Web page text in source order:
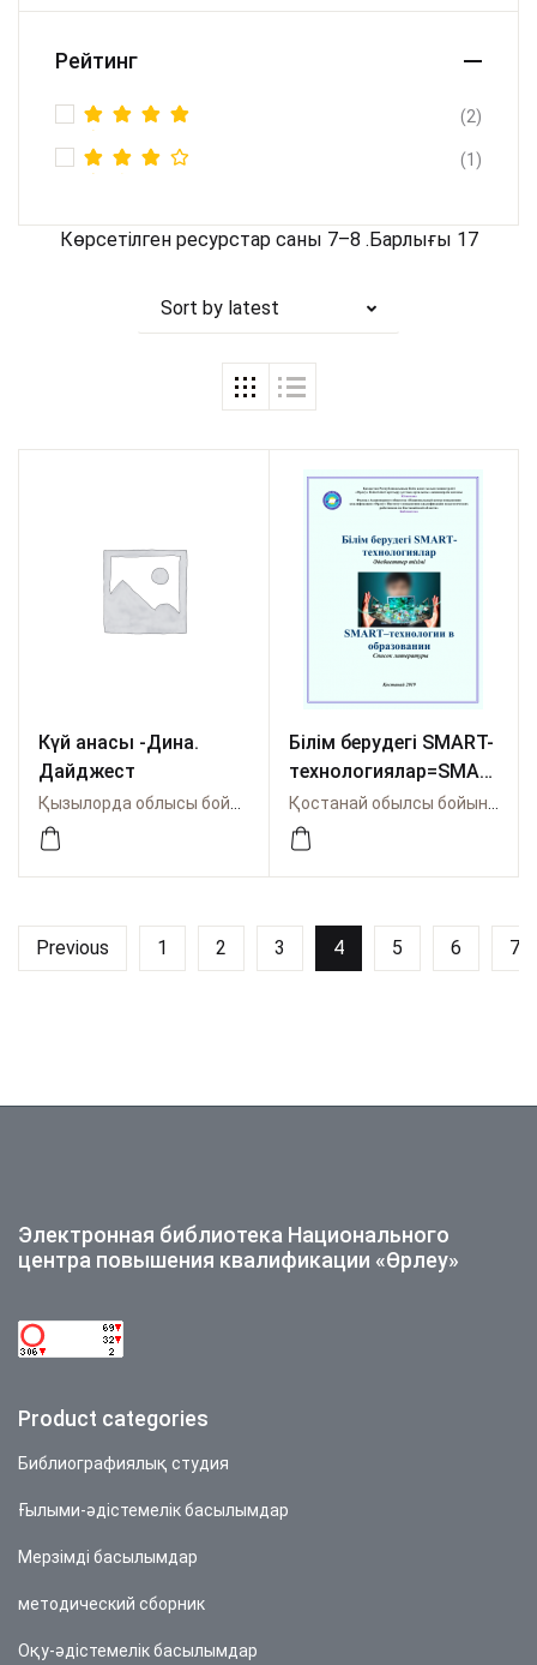
Көрсетілген ресурстар саны 7–8 .Барлығы 17
Sort by latest
Күй анасы -Дина.
Дайджест
Білім берудегі SMART-
технологиялар=SMAR
T–технологии в
образовании
Previous 1 2 3 4 5 6 7
Рейтинг
out of 5
(2)
of 5
(1)
Электронная библиотека Национального
центра повышения квалификации «Өрлеу»
Product categories
Библиографиялық студия
Ғылыми-әдістемелік басылымдар
Мерзімді басылымдар
методический сборник
Оқу-әдістемелік басылымдар